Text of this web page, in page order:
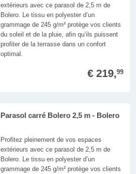
extérieurs avec ce parasol de 2,5 m de
Bolero. Le tissu en polyester d’un
grammage de 245 g/m² protège vos clients
du soleil et de la pluie, afin qu’ils puissent
profiter de la terrasse dans un confort
optimal.
€ 219,99
Parasol carré Bolero 2,5 m - Bolero
Profitez pleinement de vos espaces
extérieurs avec ce parasol de 2,5 m de
Bolero. Le tissu en polyester d’un
grammage de 245 g/m² protège vos clients